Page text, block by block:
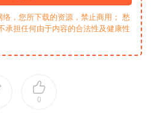
，您所下载的资源，禁止商用； 愁
承担任何由于内容的合法性及健康性
0